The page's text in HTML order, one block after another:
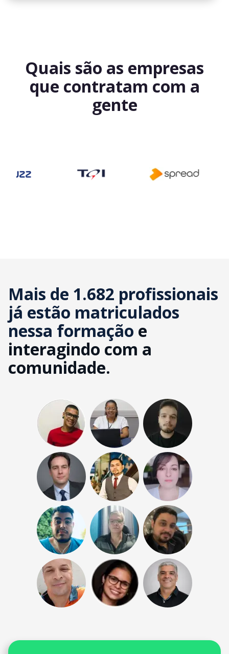
Quais são as empresas
que contratam com a
gente
Mais de 1.682 profissionais
já estão matriculados
nessa formação e
interagindo com a
comunidade.